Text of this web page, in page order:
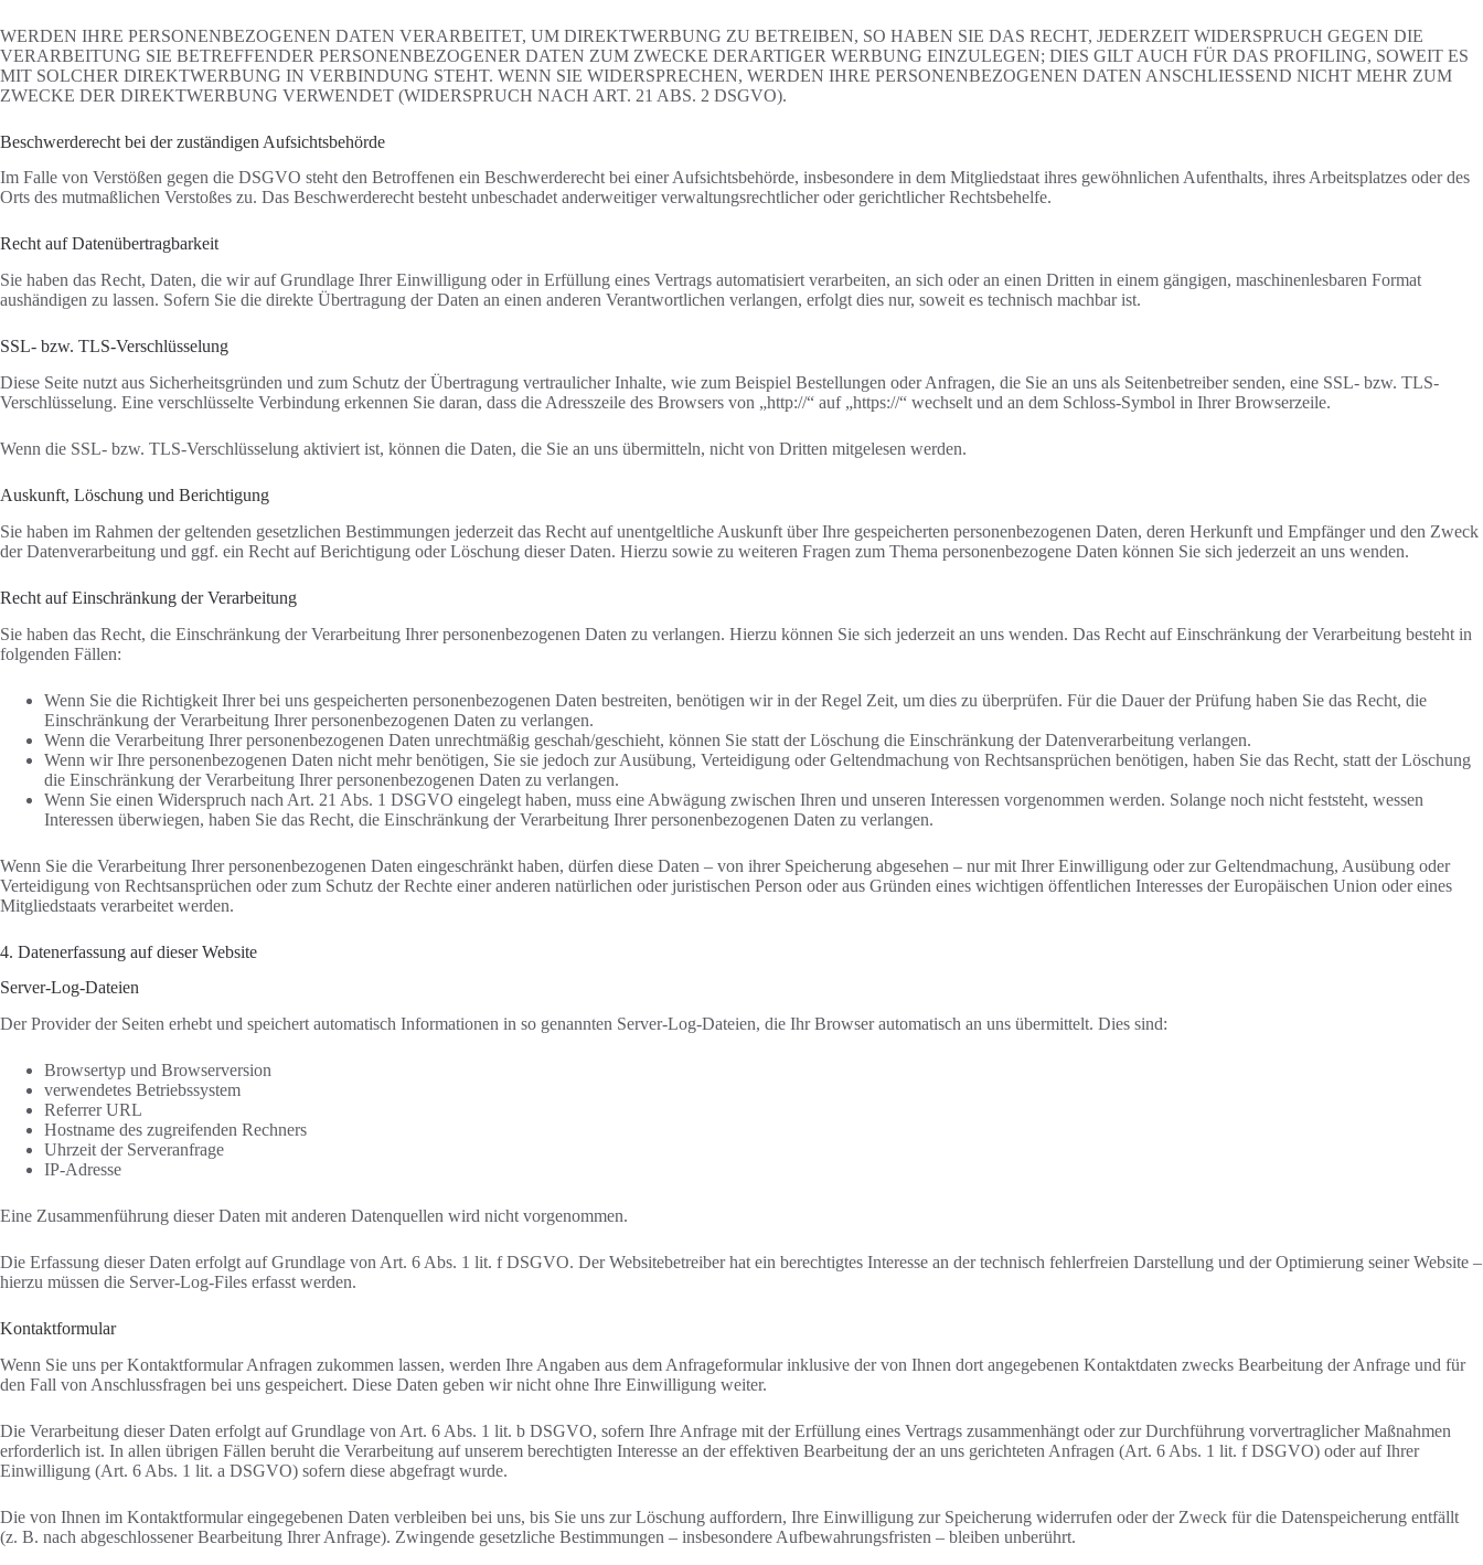
WERDEN IHRE PERSONENBEZOGENEN DATEN VERARBEITET, UM DIREKTWERBUNG ZU BETREIBEN, SO HABEN SIE DAS RECHT, JEDERZEIT WIDERSPRUCH GEGEN DIE
VERARBEITUNG SIE BETREFFENDER PERSONENBEZOGENER DATEN ZUM ZWECKE DERARTIGER WERBUNG EINZULEGEN; DIES GILT AUCH FÜR DAS PROFILING, SOWEIT ES
MIT SOLCHER DIREKTWERBUNG IN VERBINDUNG STEHT. WENN SIE WIDERSPRECHEN, WERDEN IHRE PERSONENBEZOGENEN DATEN ANSCHLIESSEND NICHT MEHR ZUM
ZWECKE DER DIREKTWERBUNG VERWENDET (WIDERSPRUCH NACH ART. 21 ABS. 2 DSGVO).
Beschwerde­recht bei der zuständigen Aufsichts­behörde
Im Falle von Verstößen gegen die DSGVO steht den Betroffenen ein Beschwerderecht bei einer Aufsichtsbehörde, insbesondere in dem Mitgliedstaat ihres gewöhnlichen Aufenthalts, ihres Arbeitsplatzes oder des
Orts des mutmaßlichen Verstoßes zu. Das Beschwerderecht besteht unbeschadet anderweitiger verwaltungsrechtlicher oder gerichtlicher Rechtsbehelfe.
Recht auf Daten­übertrag­barkeit
Sie haben das Recht, Daten, die wir auf Grundlage Ihrer Einwilligung oder in Erfüllung eines Vertrags automatisiert verarbeiten, an sich oder an einen Dritten in einem gängigen, maschinenlesbaren Format
aushändigen zu lassen. Sofern Sie die direkte Übertragung der Daten an einen anderen Verantwortlichen verlangen, erfolgt dies nur, soweit es technisch machbar ist.
SSL- bzw. TLS-Verschlüsselung
Diese Seite nutzt aus Sicherheitsgründen und zum Schutz der Übertragung vertraulicher Inhalte, wie zum Beispiel Bestellungen oder Anfragen, die Sie an uns als Seitenbetreiber senden, eine SSL- bzw. TLS-
Verschlüsselung. Eine verschlüsselte Verbindung erkennen Sie daran, dass die Adresszeile des Browsers von „http://“ auf „https://“ wechselt und an dem Schloss-Symbol in Ihrer Browserzeile.
Wenn die SSL- bzw. TLS-Verschlüsselung aktiviert ist, können die Daten, die Sie an uns übermitteln, nicht von Dritten mitgelesen werden.
Auskunft, Löschung und Berichtigung
Sie haben im Rahmen der geltenden gesetzlichen Bestimmungen jederzeit das Recht auf unentgeltliche Auskunft über Ihre gespeicherten personenbezogenen Daten, deren Herkunft und Empfänger und den Zweck
der Datenverarbeitung und ggf. ein Recht auf Berichtigung oder Löschung dieser Daten. Hierzu sowie zu weiteren Fragen zum Thema personenbezogene Daten können Sie sich jederzeit an uns wenden.
Recht auf Einschränkung der Verarbeitung
Sie haben das Recht, die Einschränkung der Verarbeitung Ihrer personenbezogenen Daten zu verlangen. Hierzu können Sie sich jederzeit an uns wenden. Das Recht auf Einschränkung der Verarbeitung besteht in
folgenden Fällen:
Wenn Sie die Richtigkeit Ihrer bei uns gespeicherten personenbezogenen Daten bestreiten, benötigen wir in der Regel Zeit, um dies zu überprüfen. Für die Dauer der Prüfung haben Sie das Recht, die
Einschränkung der Verarbeitung Ihrer personenbezogenen Daten zu verlangen.
Wenn die Verarbeitung Ihrer personenbezogenen Daten unrechtmäßig geschah/geschieht, können Sie statt der Löschung die Einschränkung der Datenverarbeitung verlangen.
Wenn wir Ihre personenbezogenen Daten nicht mehr benötigen, Sie sie jedoch zur Ausübung, Verteidigung oder Geltendmachung von Rechtsansprüchen benötigen, haben Sie das Recht, statt der Löschung
die Einschränkung der Verarbeitung Ihrer personenbezogenen Daten zu verlangen.
Wenn Sie einen Widerspruch nach Art. 21 Abs. 1 DSGVO eingelegt haben, muss eine Abwägung zwischen Ihren und unseren Interessen vorgenommen werden. Solange noch nicht feststeht, wessen
Interessen überwiegen, haben Sie das Recht, die Einschränkung der Verarbeitung Ihrer personenbezogenen Daten zu verlangen.
Wenn Sie die Verarbeitung Ihrer personenbezogenen Daten eingeschränkt haben, dürfen diese Daten – von ihrer Speicherung abgesehen – nur mit Ihrer Einwilligung oder zur Geltendmachung, Ausübung oder
Verteidigung von Rechtsansprüchen oder zum Schutz der Rechte einer anderen natürlichen oder juristischen Person oder aus Gründen eines wichtigen öffentlichen Interesses der Europäischen Union oder eines
Mitgliedstaats verarbeitet werden.
4. Datenerfassung auf dieser Website
Server-Log-Dateien
Der Provider der Seiten erhebt und speichert automatisch Informationen in so genannten Server-Log-Dateien, die Ihr Browser automatisch an uns übermittelt. Dies sind:
Browsertyp und Browserversion
verwendetes Betriebssystem
Referrer URL
Hostname des zugreifenden Rechners
Uhrzeit der Serveranfrage
IP-Adresse
Eine Zusammenführung dieser Daten mit anderen Datenquellen wird nicht vorgenommen.
Die Erfassung dieser Daten erfolgt auf Grundlage von Art. 6 Abs. 1 lit. f DSGVO. Der Websitebetreiber hat ein berechtigtes Interesse an der technisch fehlerfreien Darstellung und der Optimierung seiner Website –
hierzu müssen die Server-Log-Files erfasst werden.
Kontaktformular
Wenn Sie uns per Kontaktformular Anfragen zukommen lassen, werden Ihre Angaben aus dem Anfrageformular inklusive der von Ihnen dort angegebenen Kontaktdaten zwecks Bearbeitung der Anfrage und für
den Fall von Anschlussfragen bei uns gespeichert. Diese Daten geben wir nicht ohne Ihre Einwilligung weiter.
Die Verarbeitung dieser Daten erfolgt auf Grundlage von Art. 6 Abs. 1 lit. b DSGVO, sofern Ihre Anfrage mit der Erfüllung eines Vertrags zusammenhängt oder zur Durchführung vorvertraglicher Maßnahmen
erforderlich ist. In allen übrigen Fällen beruht die Verarbeitung auf unserem berechtigten Interesse an der effektiven Bearbeitung der an uns gerichteten Anfragen (Art. 6 Abs. 1 lit. f DSGVO) oder auf Ihrer
Einwilligung (Art. 6 Abs. 1 lit. a DSGVO) sofern diese abgefragt wurde.
Die von Ihnen im Kontaktformular eingegebenen Daten verbleiben bei uns, bis Sie uns zur Löschung auffordern, Ihre Einwilligung zur Speicherung widerrufen oder der Zweck für die Datenspeicherung entfällt
(z. B. nach abgeschlossener Bearbeitung Ihrer Anfrage). Zwingende gesetzliche Bestimmungen – insbesondere Aufbewahrungsfristen – bleiben unberührt.